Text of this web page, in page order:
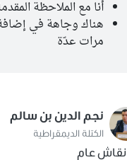
أنا مع الملاحظة
هناك وجاهة في
مرات عدّة
نجم الدين بن سالم
الكتلة الديمقراطية
نقاش عام